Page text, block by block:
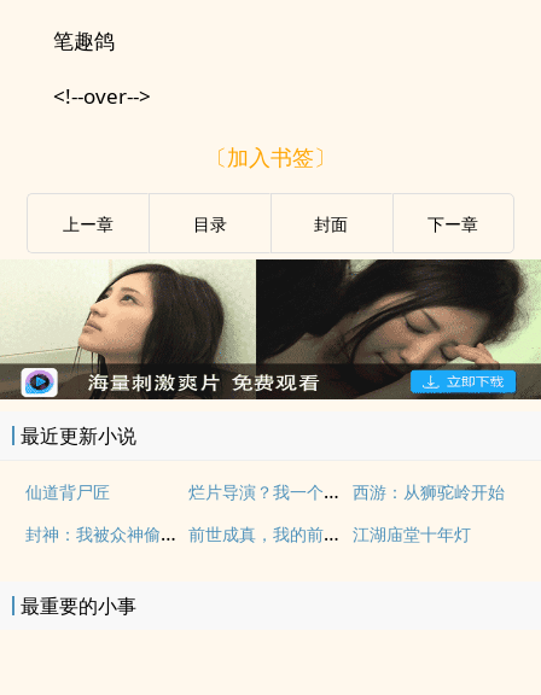
笔趣鸽
<!--over-->
〔加入书签〕
上ー章 目录 封面 下ー章
最近更新小说
仙道背尸匠 烂片导演？我一个人养活娱乐圈！ 西游：从狮驼岭开始
封神：我被众神偷听心声！ 前世成真，我的前世被挖出来了 江湖庙堂十年灯
最重要的小事